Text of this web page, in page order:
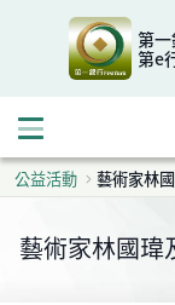
第
第e
開啟行
公益活動 藝術家林
藝術家林國瑋